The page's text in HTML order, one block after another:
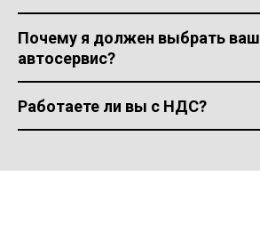
Почему я должен выбрать ваш
автосервис?
Работаете ли вы с НДС?